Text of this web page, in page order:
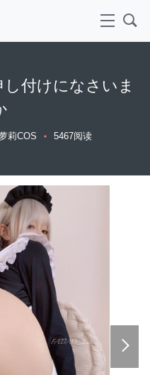
付けになさいま
莉COS 5467阅读